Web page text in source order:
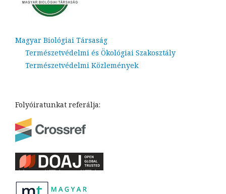
Magyar Biológiai Társaság
Természetvédelmi és Ökológiai Szakosztály
Természetvédelmi Közlemények
Folyóiratunkat referálja: